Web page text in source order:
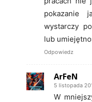
pokazanie
wystarczy
lub
Odpowiedz
ArFeN
5 listopada
W